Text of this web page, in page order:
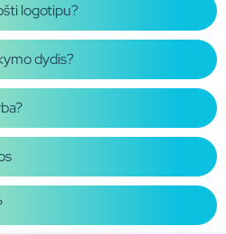
logotipu?
dydis?